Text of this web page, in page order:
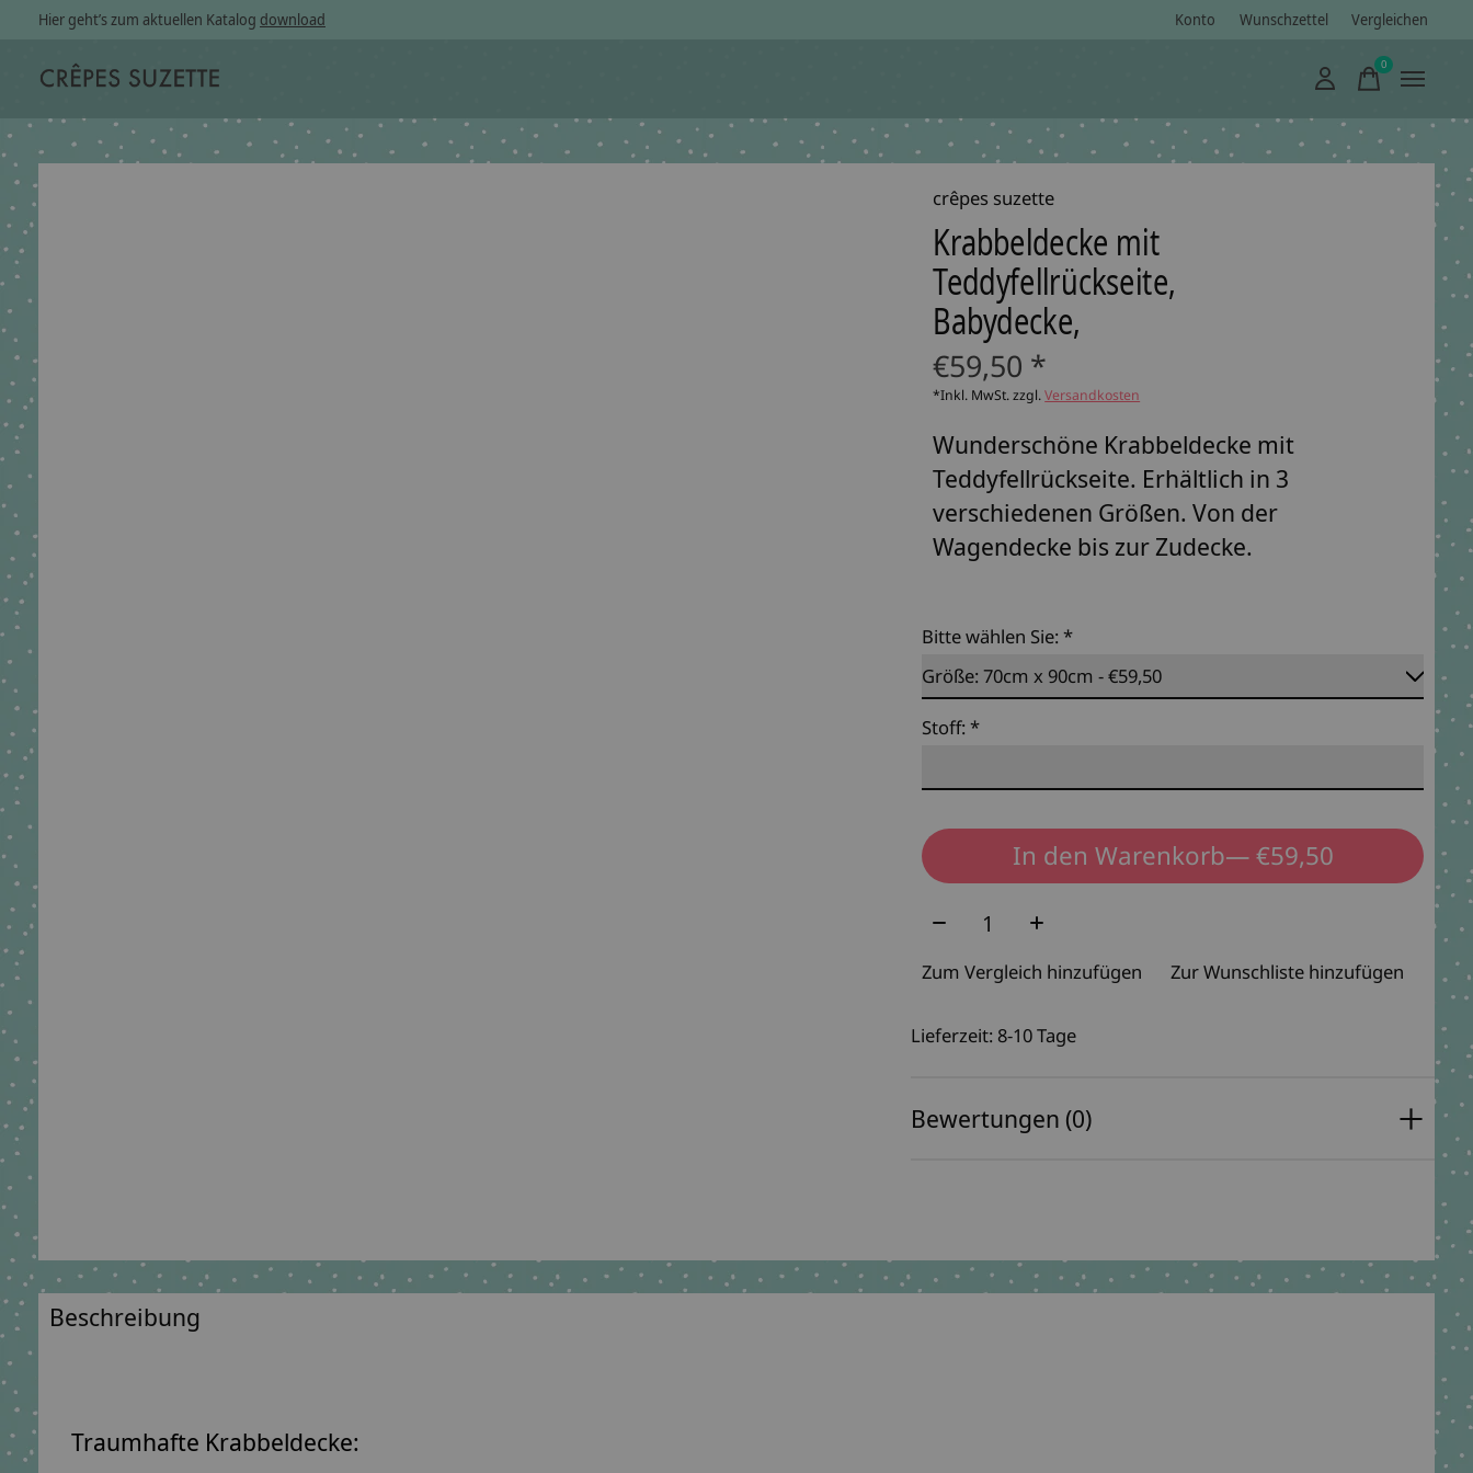
Hier geht’s zum aktuellen Katalog download Konto Wunschzettel Vergleichen
0items
crêpes suzette
Krabbeldecke mit
Teddyfellrückseite,
Babydecke,
€59,50 *
*Inkl. MwSt. zzgl.Versandkosten
Wunderschöne Krabbeldecke mit
Teddyfellrückseite. Erhältlich in 3
verschiedenen Größen. Von der
Wagendecke bis zur Zudecke.
Bitte wählen Sie:*
Stoff:*
In den Warenkorb
— €59,50
Menge:
Zum Vergleich hinzufügen Zur Wunschliste hinzufügen
Lieferzeit: 8-10 Tage
Bewertungen (0)
Beschreibung
Traumhafte Krabbeldecke: